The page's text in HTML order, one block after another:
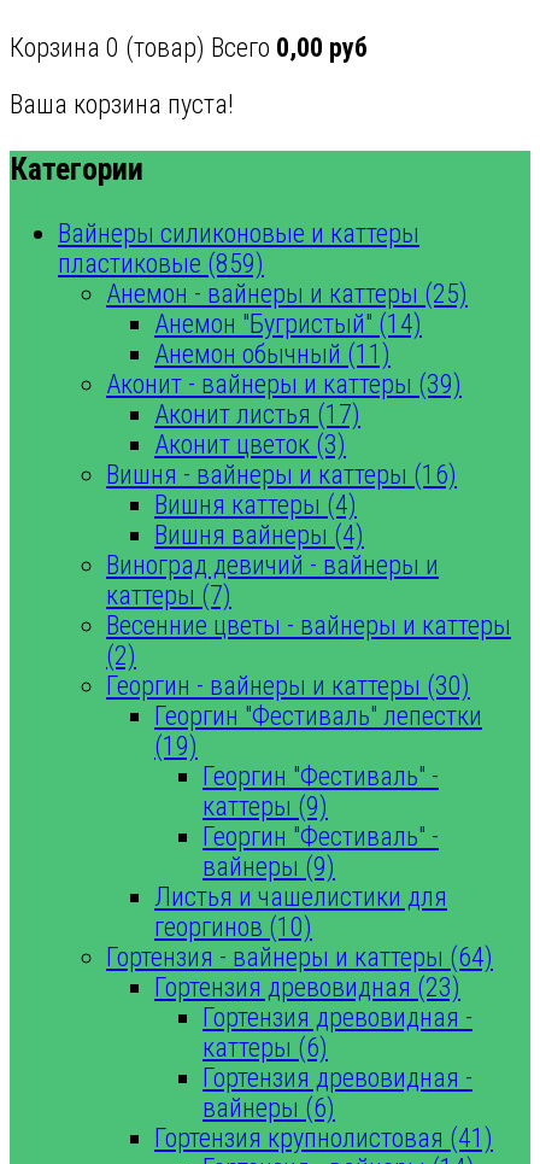
Корзина 0 (товар) Всего 0,00 руб
Ваша корзина пуста!
Категории
Вайнеры силиконовые и каттеры
пластиковые (859)
Анемон - вайнеры и каттеры (25)
Анемон "Бугристый" (14)
Анемон обычный (11)
Аконит - вайнеры и каттеры (39)
Аконит листья (17)
Аконит цветок (3)
Вишня - вайнеры и каттеры (16)
Вишня каттеры (4)
Вишня вайнеры (4)
Виноград девичий - вайнеры и
каттеры (7)
Весенние цветы - вайнеры и каттеры
(2)
Георгин - вайнеры и каттеры (30)
Георгин "Фестиваль" лепестки
(19)
Георгин "Фестиваль" -
каттеры (9)
Георгин "Фестиваль" -
вайнеры (9)
Листья и чашелистики для
георгинов (10)
Гортензия - вайнеры и каттеры (64)
Гортензия древовидная (23)
Гортензия древовидная -
каттеры (6)
Гортензия древовидная -
вайнеры (6)
Гортензия крупнолистовая (41)